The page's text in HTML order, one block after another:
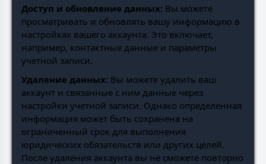
Доступ и обновление данных: Вы можете
просматривать и обновлять вашу информацию в
настройках вашего аккаунта. Это включает,
например, контактные данные и параметры
учетной записи.
Удаление данных: Вы можете удалить ваш
аккаунт и связанные с ним данные через
настройки учетной записи. Однако определенная
информация может быть сохранена на
ограниченный срок для выполнения
юридических обязательств или других целей.
После удаления аккаунта вы не сможете повторно